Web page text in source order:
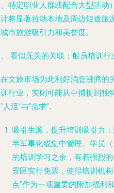
特定职业人群或配合大型活动
将显著拉动本地及周边短途旅
市旅游吸引力和美誉度。
看似无关的关联：船员培训行
文旅市场为此利好消息沸腾
行业 ，实则可能从中捕捉到
人流”与“需求”。
吸引生源，提升培训吸引力
半军事化或集中管理。学员
的培训学习之余，有着强烈
景区实行免票，使得培训机
点”作为一项重要的附加福利